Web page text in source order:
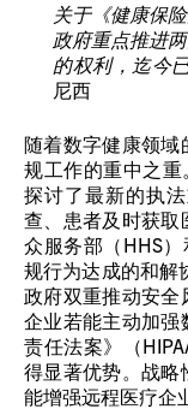
关于《健康保
政府重点推进
的权利，迄今
尼西
随着数字健康领域
规工作的重中之重
探讨了最新的执
查、患者及时获取
众服务部（HHS
规行为达成的和解
政府双重推动安全
企业若能主动加强
责任法案》（
得显著优势。战略
能增强远程医疗企